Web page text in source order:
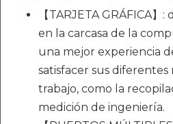
【TARJETA GRÁFICA
en la carcasa de la
una mejor experiencia
satisfacer sus diferentes
trabajo, como la
medición de ingeniería.